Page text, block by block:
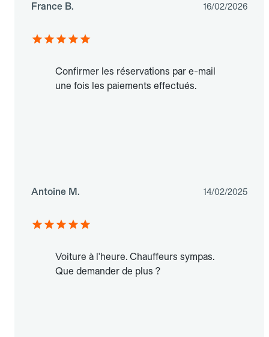
France B. 16/02/2026
Confirmer les réservations par e-mail
une fois les paiements effectués.
Antoine M. 14/02/2025
Voiture à l'heure. Chauffeurs sympas.
Que demander de plus ?